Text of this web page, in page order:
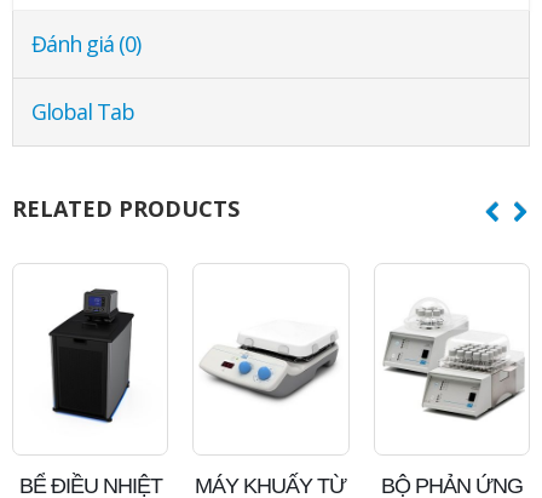
Đánh giá (0)
Global Tab
RELATED PRODUCTS
MÁY KHUẤY TỪ
BỘ PHẢN ỨNG
HỆ THỐNG